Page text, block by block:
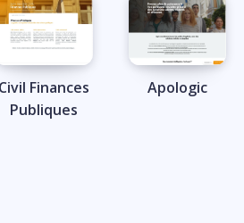
Civil Finances
Publiques
Apologic